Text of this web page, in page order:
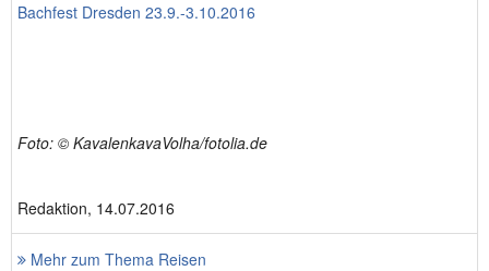
Bachfest Dresden 23.9.-3.10.2016
Foto: © KavalenkavaVolha/fotolia.de
Redaktion, 14.07.2016
Mehr zum Thema Reisen